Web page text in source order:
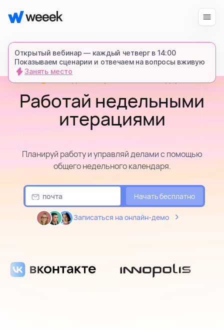
Открытый вебинар — каждый четверг в 14:00
Показываем сценарии и отвечаем на вопросы вживую
Занять место
возможности
для кого
запросить демонстрацию
спишемся в Телеграме и все покажем-
расскажем
Войти Начать бесплатно
Командный и проектный календарь
Работай недельными
итерациями
Планируй работу и управляй делами с помощью
общего недельного календаря.
Начать бесплатно
Записаться на онлайн-демо